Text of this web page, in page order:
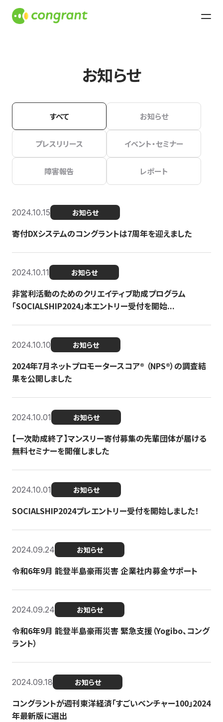
お知らせ
すべて お知らせ
プレスリリース イベント・セミナー
障害報告 レポート
2024.10.15 お知らせ
寄付DXシステムのコングラントは7周年を迎えました
2024.10.11 お知らせ
非営利活動のためのクリエイティブ助成プログラム
「SOCIALSHIP2024」本エントリー受付を開始...
2024.10.10 お知らせ
2024年7月ネットプロモータースコア®︎ （NPS®︎）の調査結
果を公開しました
2024.10.01 お知らせ
【一次助成終了】マンスリー寄付募集の先輩団体が届ける
無料セミナーを開催しました
2024.10.01 お知らせ
SOCIALSHIP2024プレエントリー受付を開始しました！
2024.09.24 お知らせ
令和6年9月 能登半島豪雨災害 企業社内募金サポート
2024.09.24 お知らせ
令和6年9月 能登半島豪雨災害 緊急支援（Yogibo、コング
ラント）
2024.09.18 お知らせ
コングラントが週刊東洋経済「すごいベンチャー100」2024
年最新版に選出